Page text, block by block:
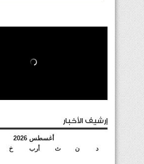
إرشيف الأخبار
أغسطس 2026
د
ن ث أرب خ